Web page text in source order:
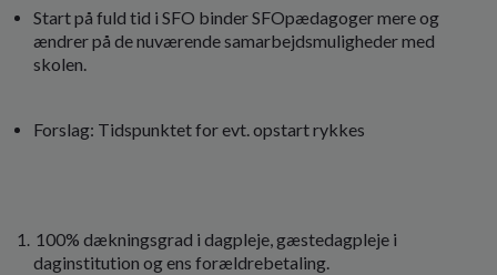
Start på fuld tid i SFO binder SFOpædagoger mere og
ændrer på de nuværende samarbejdsmuligheder med
skolen.
Forslag: Tidspunktet for evt. opstart rykkes
100% dækningsgrad i dagpleje, gæstedagpleje i
daginstitution og ens forældrebetaling.